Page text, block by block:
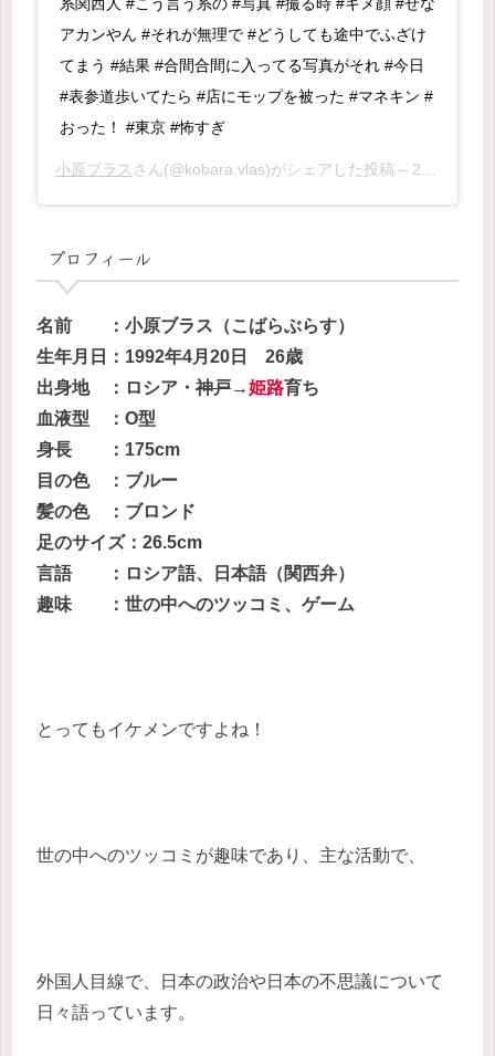
アカンやん #それが無理で #どうしても途中でふざけ
てまう #結果 #合間合間に入ってる写真がそれ #今日
#表参道歩いてたら #店にモップを被った #マネキン #
おった！ #東京 #怖すぎ
小原ブラス さん(@kobara.vlas)がシェアした投稿 – 2018年 5月月11日午前1時21分PDT
プロフィール
名前 ：小原ブラス（こばらぶらす）
生年月日：1992年4月20日 26歳
出身地 ：ロシア・ 神戸→姫路育ち
血液型 ：O型
身長 ：175cm
目の色 ：ブルー
髪の色 ：ブロンド
足のサイズ：26.5cm
言語 ：ロシア語、日本語（関西弁）
趣味 ：世の中へのツッコミ、ゲーム
とってもイケメンですよね！
世の中へのツッコミが趣味であり、主な活動で、
外国人目線で、日本の政治や日本の不思議について
日々語っています。